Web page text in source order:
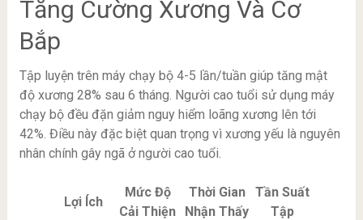
Tăng Cường Xương Và Cơ
Bắp
Tập luyện trên máy chạy bộ 4-5 lần/tuần giúp tăng mật
độ xương 28% sau 6 tháng. Người cao tuổi sử dụng máy
chạy bộ đều đặn giảm nguy hiểm loãng xương lên tới
42%. Điều này đặc biệt quan trọng vì xương yếu là nguyên
nhân chính gây ngã ở người cao tuổi.
Lợi Ích
Mức Độ
Cải Thiện
Thời Gian
Nhận Thấy
Tần Suất
Tập